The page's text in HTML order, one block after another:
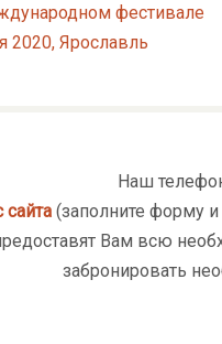
фестивале
2020, Ярославль
Наш
сайта (заполните форму
Вам всю
забронировать